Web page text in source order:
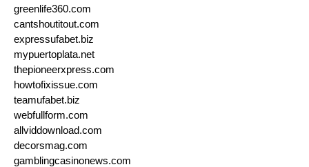
greenlife360.com
cantshoutitout.com
expressufabet.biz
mypuertoplata.net
thepioneerxpress.com
howtofixissue.com
teamufabet.biz
webfullform.com
allviddownload.com
decorsmag.com
gamblingcasinonews.com